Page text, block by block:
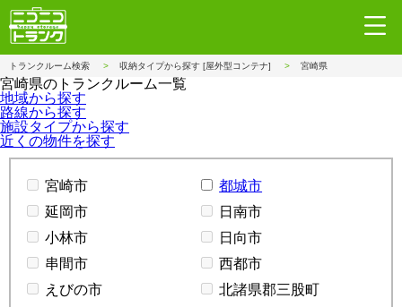
トランクルーム検索 収納タイプから探す [屋外型コンテナ] 宮崎県
宮崎県のトランクルーム一覧
地域から探す
路線から探す
施設タイプから探す
近くの物件を探す
宮崎市
都城市
延岡市
日南市
小林市
日向市
串間市
西都市
えびの市
北諸県郡三股町